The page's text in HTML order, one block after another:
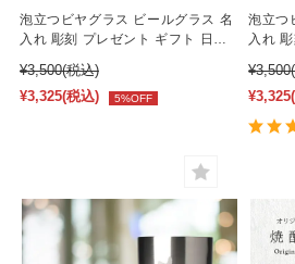
小物入れ
泡立つビヤグラス ビールグラス 名
入れ 彫刻 プレゼント ギフト 日本
¥3,500(税込)
¥3,325(税込) 5%OFF
泡立つ
入れ
¥3,500
¥3,325